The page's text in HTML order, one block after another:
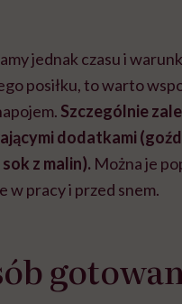
jednak czasu i
posiłku, to warto
Szczególnie
dodatkami
z malin). Można je
w pracy i przed snem.